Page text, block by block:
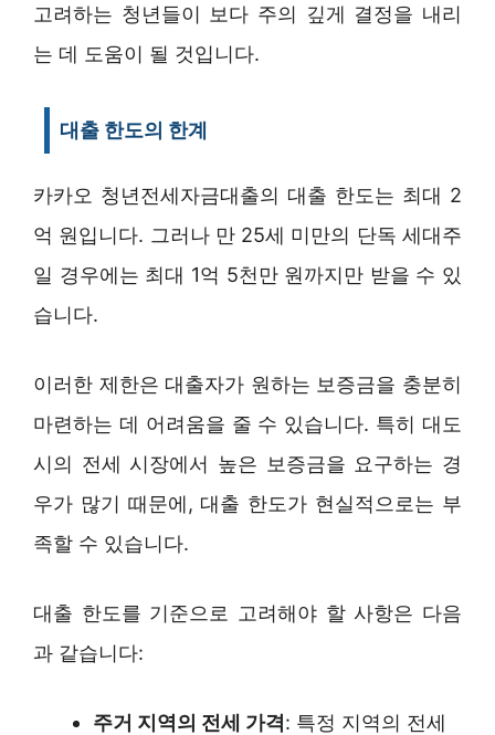
고려하는 청년들이 보다 주의 깊게 결정을 내리
는 데 도움이 될 것입니다.
대출 한도의 한계
카카오 청년전세자금대출의 대출 한도는 최대 2
억 원입니다. 그러나 만 25세 미만의 단독 세대주
일 경우에는 최대 1억 5천만 원까지만 받을 수 있
습니다.
이러한 제한은 대출자가 원하는 보증금을 충분히
마련하는 데 어려움을 줄 수 있습니다. 특히 대도
시의 전세 시장에서 높은 보증금을 요구하는 경
우가 많기 때문에, 대출 한도가 현실적으로는 부
족할 수 있습니다.
대출 한도를 기준으로 고려해야 할 사항은 다음
과 같습니다:
주거 지역의 전세 가격: 특정 지역의 전세